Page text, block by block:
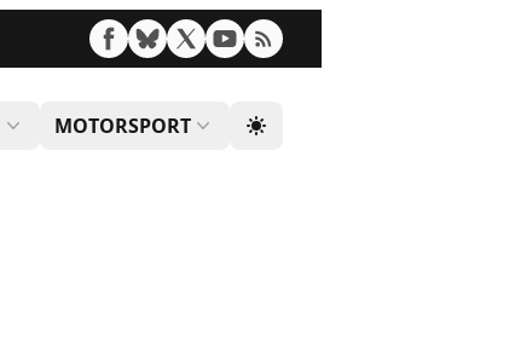
MOTORSPORT